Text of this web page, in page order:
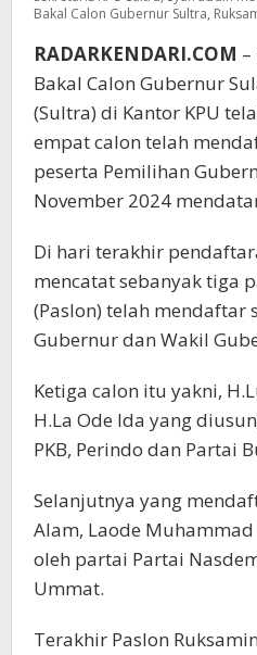
Bakal Calon Gubernur Sultra,
RADARKENDARI.COM
Bakal Calon Gubernur
(Sultra) di Kantor KPU
empat calon telah
peserta Pemilihan
November 2024
Di hari terakhir
mencatat sebanyak tiga
(Paslon) telah mendaftar
Gubernur dan Wakil
Ketiga calon itu yakni,
H.La Ode Ida yang
PKB, Perindo dan Partai
Selanjutnya yang
Alam, Laode
oleh partai Partai
Ummat.
Terakhir Paslon